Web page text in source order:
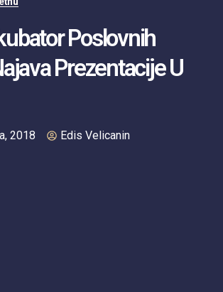
Poslovnih
Prezentacije U
2018 Edis Velicanin